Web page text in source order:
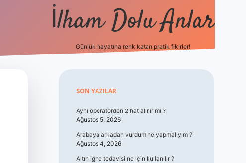
İlham Dolu Anlar
Günlük hayatına renk katan pratik fikirler!
Sidebar
SON YAZILAR
Aynı operatörden 2 hat alınır mı ?
Ağustos 5, 2026
Arabaya arkadan vurdum ne yapmalıyım ?
Ağustos 4, 2026
Altın iğne tedavisi ne için kullanılır ?